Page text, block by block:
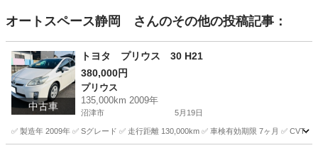
オートスペース静岡 さんのその他の投稿記事：
中古車
トヨタ プリウス 30 H21
380,000円
プリウス
135,000km 2009年
沼津市 5月19日
✅ 製造年 2009年 ✅ Sグレード ✅ 走行距離 130,000km ✅ 車検有効期限 7ヶ月 ✅ CVT